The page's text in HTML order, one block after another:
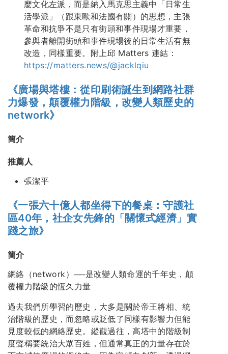
麼文化左派，而是納入馬克思主義中「日常生
活學派」（跟東歐和法國有關）的思想，主張
革命和抗爭不是只有街頭和事件現場才重要，
參與者離開街頭和事件現場後的日常生活有無
改造，同樣重要。附上邱 Matters 連結：
https://matters.news/@jacklqiu
《廣場與塔樓：從印刷術誕生到網路社群
力爆發，顛覆權力階級，改變人類歷史的
network》
簡介
推薦人
張潔平
《一張六十億人都坐得下的餐桌：守護社
區40年，社企女先鋒的「關懷式經濟」實
踐之旅》
簡介
網絡（network）──是改變人類命運的千年史，顛
覆權力階級的恆久力量
過去我們所學習的歷史，大多是關於帝王將相、統
治階級的歷史，而忽略或貶低了同樣有影響力但能
見度較低的網絡歷史。縱觀過往，高塔中的階級制
度聲稱要統治大眾百姓，但通常真正的力量存在於